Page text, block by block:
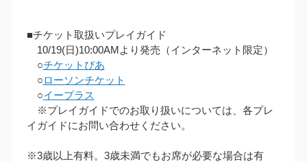
■チケット取扱いプレイガイド
10/19(日)10:00AMより発売（インターネット限定）
○チケットぴあ
○ローソンチケット
○イープラス
※プレイガイドでのお取り扱いについては、各プレ
イガイドにお問い合わせください。
※3歳以上有料。3歳未満でもお席が必要な場合は有